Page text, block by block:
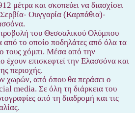
μέτρα και σκοπεύει να διασχίσει
Ουγγαρία (Καρπάθια)-
του Θεσσαλικού Ολύμπου
από το οποίο ποδηλάτες από όλα τα
τους χόμπι. Μέσα από την
έχουν επισκεφτεί την Ελασσόνα και
περιοχής.
χωρών, από όπου θα περάσει ο
media. Σε όλη τη διάρκεια του
από τη διαδρομή και τις